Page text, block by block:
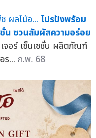
โปรปังพร้อม
น ชวนสัมผัสความอร่อย
จอร์ เซ็นเซชั่น ผลิตภัณฑ์
ร... ก.พ. 68